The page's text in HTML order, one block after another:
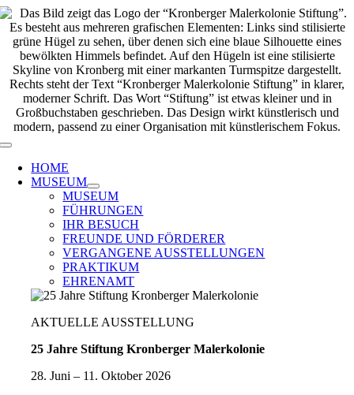
Zum
Inhalt
springen
Toggle
Navigation
HOME
MUSEUM
MUSEUM
FÜHRUNGEN
IHR BESUCH
FREUNDE UND FÖRDERER
VERGANGENE AUSSTELLUNGEN
PRAKTIKUM
EHRENAMT
AKTUELLE AUSSTELLUNG
25 Jahre Stiftung Kronberger Malerkolonie
28. Juni – 11. Oktober 2026